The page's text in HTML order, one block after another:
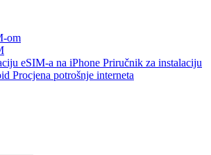
om
eSIM-a na iPhone Priručnik za instalaciju
Procjena potrošnje interneta